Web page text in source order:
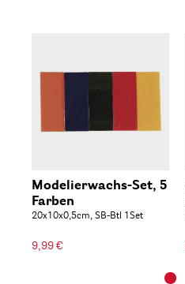
Modelierwachs-Set, 5
Farben
20x10x0,5cm, SB-Btl 1Set
9,99 €